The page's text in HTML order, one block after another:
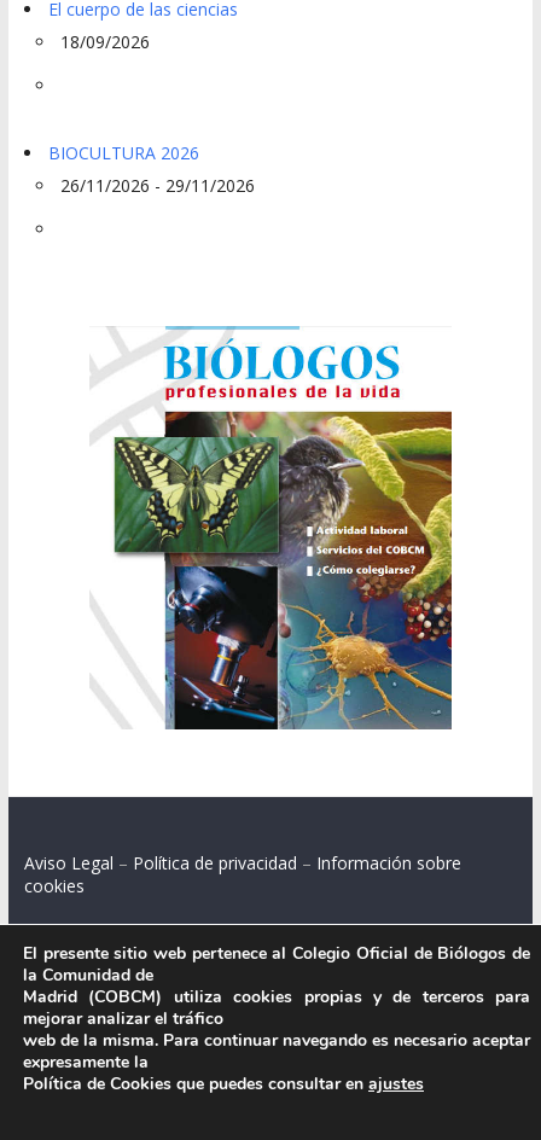
El cuerpo de las ciencias
18/09/2026
BIOCULTURA 2026
26/11/2026 - 29/11/2026
Aviso Legal – Política de privacidad – Información sobre
cookies
Colegio Oficial de Biólogos de la Comunidad de Madrid.
C/ Santa Engracia 108, 2º int.izq. 28003 Madrid.
El presente sitio web pertenece al Colegio Oficial de Biólogos de
la Comunidad de
Madrid (COBCM) utiliza cookies propias y de terceros para
mejorar analizar el tráfico
web de la misma. Para continuar navegando es necesario aceptar
expresamente la
Política de Cookies que puedes consultar en ajustes